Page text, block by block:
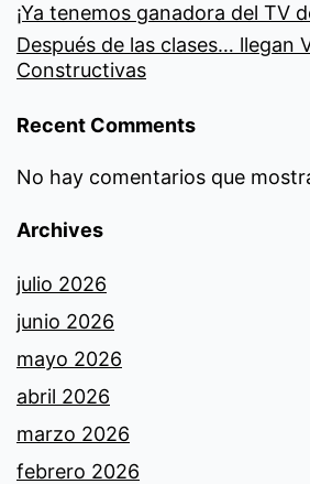
¡Ya tenemos ganadora del TV
Después de las clases… llegan
Constructivas
Recent Comments
No hay comentarios que
Archives
julio 2026
junio 2026
mayo 2026
abril 2026
marzo 2026
febrero 2026